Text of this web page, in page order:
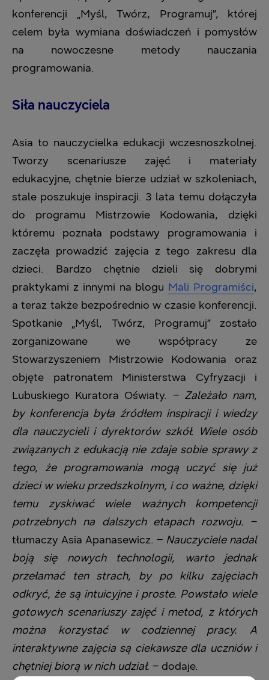
konferencji „Myśl, Twórz, Programuj”, której
celem była wymiana doświadczeń i pomysłów
na nowoczesne metody nauczania
programowania.
Siła nauczyciela
Asia to nauczycielka edukacji wczesnoszkolnej.
Tworzy scenariusze zajęć i materiały
edukacyjne, chętnie bierze udział w szkoleniach,
stale poszukuje inspiracji. 3 lata temu dołączyła
do programu Mistrzowie Kodowania, dzięki
któremu poznała podstawy programowania i
zaczęła prowadzić zajęcia z tego zakresu dla
dzieci. Bardzo chętnie dzieli się dobrymi
praktykami z innymi na blogu Mali Programiści,
a teraz także bezpośrednio w czasie konferencji.
Spotkanie „Myśl, Twórz, Programuj” zostało
zorganizowane we współpracy ze
Stowarzyszeniem Mistrzowie Kodowania oraz
objęte patronatem Ministerstwa Cyfryzacji i
Lubuskiego Kuratora Oświaty. – Zależało nam,
by konferencja była źródłem inspiracji i wiedzy
dla nauczycieli i dyrektorów szkół. Wiele osób
związanych z edukacją nie zdaje sobie sprawy z
tego, że programowania mogą uczyć się już
dzieci w wieku przedszkolnym, i co ważne, dzięki
temu zyskiwać wiele ważnych kompetencji
potrzebnych na dalszych etapach rozwoju. –
tłumaczy Asia Apanasewicz. – Nauczyciele nadal
boją się nowych technologii, warto jednak
przełamać ten strach, by po kilku zajęciach
odkryć, że są intuicyjne i proste. Powstało wiele
gotowych scenariuszy zajęć i metod, z których
można korzystać w codziennej pracy. A
interaktywne zajęcia są ciekawsze dla uczniów i
chętniej biorą w nich udział. – dodaje.